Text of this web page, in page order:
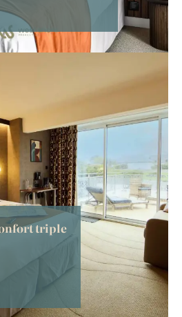
triple